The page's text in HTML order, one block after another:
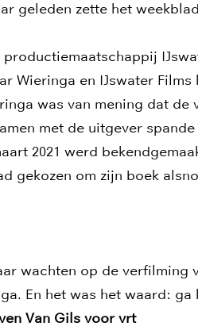
geleden zette het
productiemaatschappij
Wieringa en IJswater
was van mening dat
met de uitgever
2021 werd
gekozen om zijn boek
wachten op de verfilming
En het was het waard:
Van Gils voor vrt